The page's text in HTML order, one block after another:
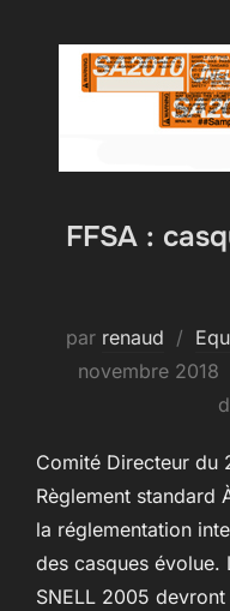
FFSA :
par renaud
novembre 2018
Comité Directeur du
Règlement standard
la réglementation
des casques évolue.
SNELL 2005